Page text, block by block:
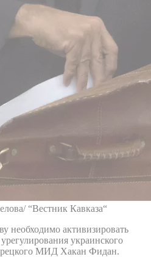
“Вестник Кавказа“
необходимо активизировать
украинского
МИД Хакан Фидан.